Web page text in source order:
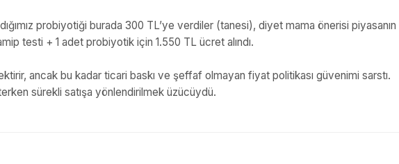
probiyotiği burada 300 TL’ye verdiler (tanesi), diyet mama önerisi
testi + 1 adet probiyotik için 1.550 TL ücret alındı.
ancak bu kadar ticari baskı ve şeffaf olmayan fiyat politikası güvenimi sarstı.
sürekli satışa yönlendirilmek üzücüydü.